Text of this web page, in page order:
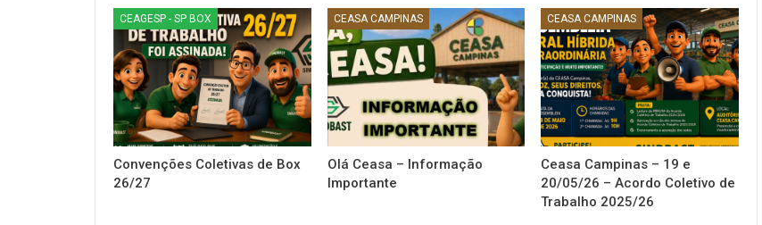
CEAGESP - SP BOX
Convenções Coletivas de Box
26/27
CEASA CAMPINAS
Olá Ceasa – Informação
Importante
CEASA CAMPINAS
Ceasa Campinas – 19 e
20/05/26 – Acordo Coletivo de
Trabalho 2025/26